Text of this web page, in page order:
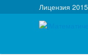
Лицензия